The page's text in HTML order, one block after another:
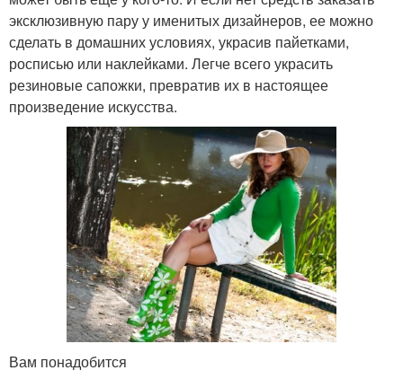
эксклюзивную пару у именитых дизайнеров, ее можно
сделать в домашних условиях, украсив пайетками,
росписью или наклейками. Легче всего украсить
резиновые сапожки, превратив их в настоящее
произведение искусства.
Вам понадобится